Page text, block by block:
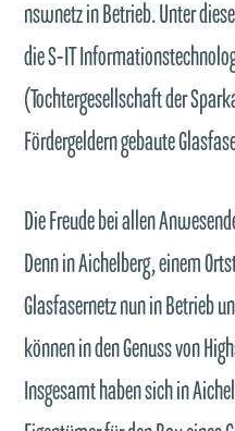
nswnetz in Betrieb. Unter
die S-IT
(Tochtergesellschaft der
Fördergeldern gebaute
Die Freude bei allen
Denn in Aichelberg, einem
Glasfasernetz nun in Betrieb
können in den Genuss von
Insgesamt haben sich in